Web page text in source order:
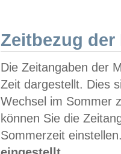
Zeitbezug der
Die Zeitangaben der
Zeit dargestellt. Dies
Wechsel im Sommer
können Sie die
Sommerzeit